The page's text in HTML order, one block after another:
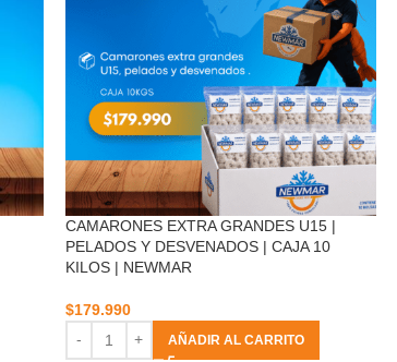
CAMARONES EXTRA GRANDES U15 |
PELADOS Y DESVENADOS | CAJA 10
KILOS | NEWMAR
$179.990
AÑADIR AL CARRITO